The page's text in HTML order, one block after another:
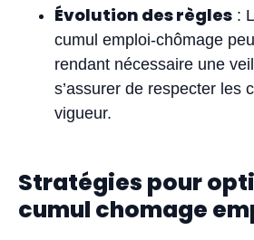
Évolution des règles :
cumul emploi-chômage
rendant nécessaire une
s’assurer de respecter les
vigueur.
Stratégies pour
cumul chomage